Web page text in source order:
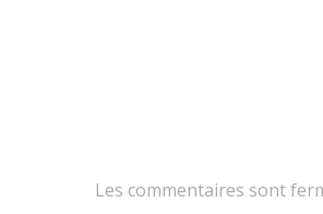
Les commentaires sont